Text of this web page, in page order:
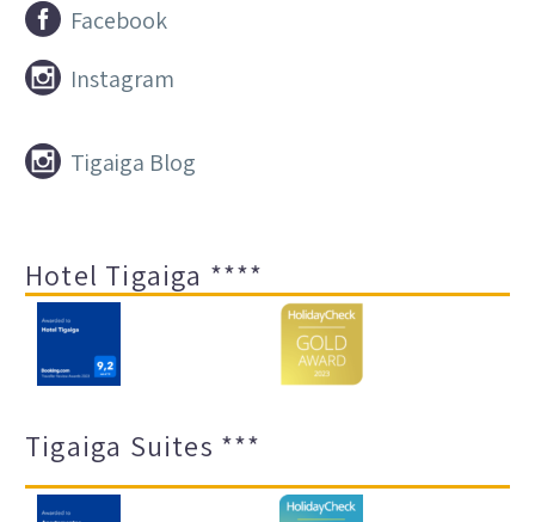

 Facebook

 Instagram

 Tigaiga Blog
Hotel Tigaiga ****
Tigaiga Suites ***